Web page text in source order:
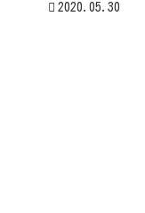
2020.05.30